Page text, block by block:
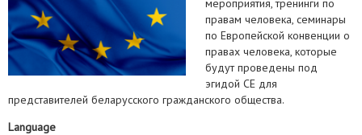
мероприятия, тренинги по
правам человека, семинары
по Европейской конвенции о
правах человека, которые
будут проведены под
эгидой СЕ для
представителей беларусского гражданского общества.
Language